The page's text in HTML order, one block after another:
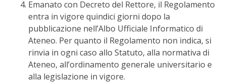
Emanato con Decreto del Rettore, il Regolamento
entra in vigore quindici giorni dopo la
pubblicazione nell’Albo Ufficiale Informatico di
Ateneo. Per quanto il Regolamento non indica, si
rinvia in ogni caso allo Statuto, alla normativa di
Ateneo, all’ordinamento generale universitario e
alla legislazione in vigore.